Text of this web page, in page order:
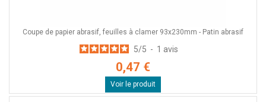
Coupe de papier abrasif, feuilles à clamer 93x230mm - Patin abrasif
5/5 - 1 avis
0,47 €
Voir le produit